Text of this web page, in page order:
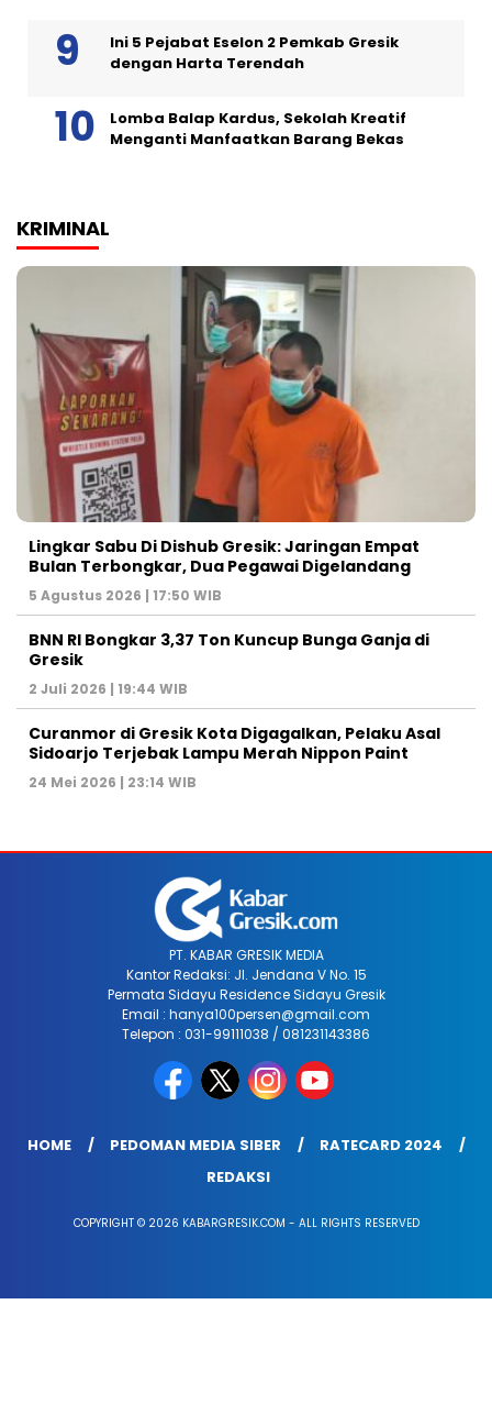
Ini 5 Pejabat Eselon 2 Pemkab Gresik
dengan Harta Terendah
Lomba Balap Kardus, Sekolah Kreatif
Menganti Manfaatkan Barang Bekas
KRIMINAL
Lingkar Sabu Di Dishub Gresik: Jaringan Empat
Bulan Terbongkar, Dua Pegawai Digelandang
5 Agustus 2026 | 17:50 WIB
BNN RI Bongkar 3,37 Ton Kuncup Bunga Ganja di
Gresik
2 Juli 2026 | 19:44 WIB
Curanmor di Gresik Kota Digagalkan, Pelaku Asal
Sidoarjo Terjebak Lampu Merah Nippon Paint
24 Mei 2026 | 23:14 WIB
PT. KABAR GRESIK MEDIA
Kantor Redaksi: Jl. Jendana V No. 15
Permata Sidayu Residence Sidayu Gresik
Email : hanya100persen@gmail.com
Telepon : 031-99111038 / 081231143386
HOME PEDOMAN MEDIA SIBER
RATECARD 2024
REDAKSI
COPYRIGHT © 2026 KABARGRESIK.COM - ALL RIGHTS RESERVED